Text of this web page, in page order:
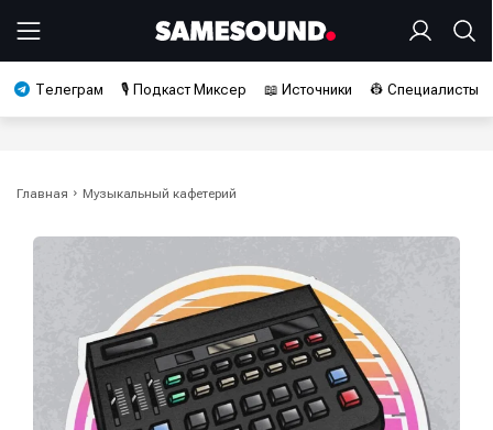
Телеграм 🎙️ Подкаст Миксер 📖 Источники 👷 Специалисты
Главная Музыкальный кафетерий